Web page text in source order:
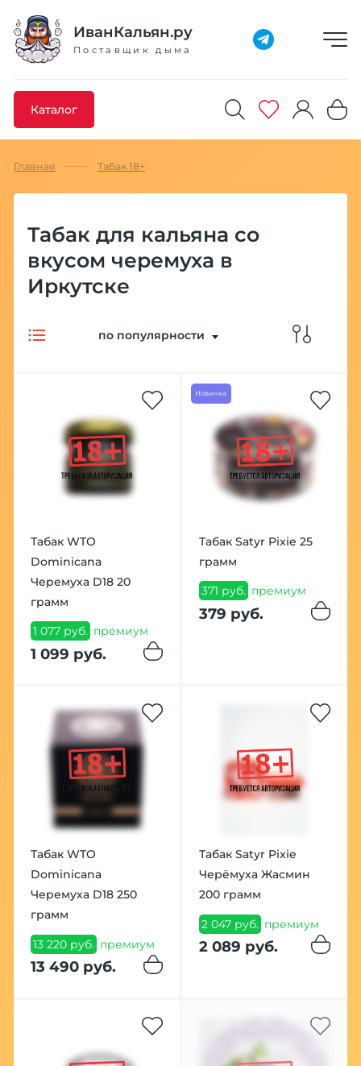
ИванКальян.ру
Поставщик дыма
Каталог
Добавлено максимальное кол-во товара
Главная Табак 18+
Табак для кальяна со
вкусом черемуха в
Иркутске
по популярности
Табак WTO
Dominicana
Черемуха D18 20
грамм
1 077 руб. премиум
1 099 руб.
Новинка
Табак Satyr Pixie 25
грамм
371 руб. премиум
379 руб.
Табак WTO
Dominicana
Черемуха D18 250
грамм
13 220 руб. премиум
13 490 руб.
Табак Satyr Pixie
Черёмуха Жасмин
200 грамм
2 047 руб. премиум
2 089 руб.